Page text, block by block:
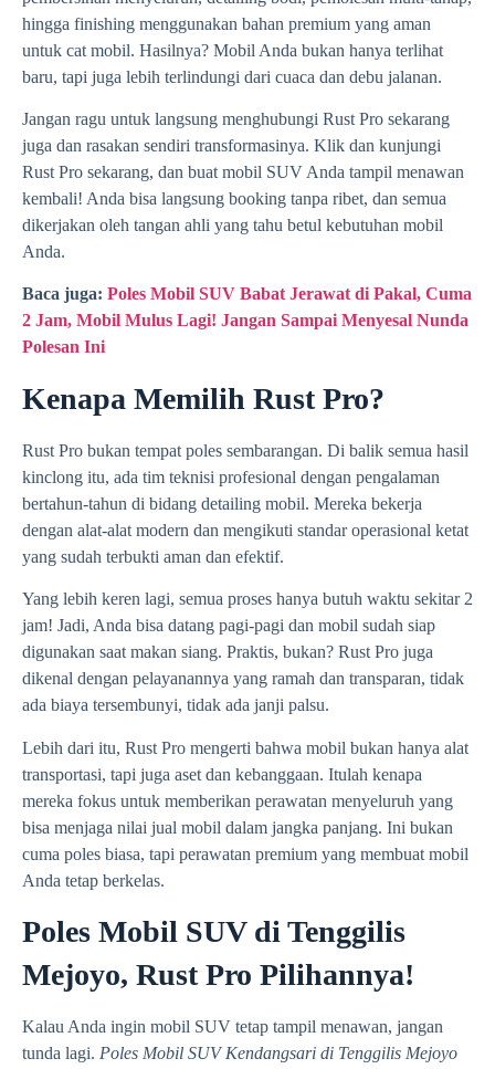
hingga finishing menggunakan bahan premium yang aman
untuk cat mobil. Hasilnya? Mobil Anda bukan hanya terlihat
baru, tapi juga lebih terlindungi dari cuaca dan debu jalanan.
Jangan ragu untuk langsung menghubungi Rust Pro sekarang
juga dan rasakan sendiri transformasinya. Klik dan kunjungi
Rust Pro sekarang, dan buat mobil SUV Anda tampil menawan
kembali! Anda bisa langsung booking tanpa ribet, dan semua
dikerjakan oleh tangan ahli yang tahu betul kebutuhan mobil
Anda.
Baca juga: Poles Mobil SUV Babat Jerawat di Pakal, Cuma
2 Jam, Mobil Mulus Lagi! Jangan Sampai Menyesal Nunda
Polesan Ini
Kenapa Memilih Rust Pro?
Rust Pro bukan tempat poles sembarangan. Di balik semua hasil
kinclong itu, ada tim teknisi profesional dengan pengalaman
bertahun-tahun di bidang detailing mobil. Mereka bekerja
dengan alat-alat modern dan mengikuti standar operasional ketat
yang sudah terbukti aman dan efektif.
Yang lebih keren lagi, semua proses hanya butuh waktu sekitar 2
jam! Jadi, Anda bisa datang pagi-pagi dan mobil sudah siap
digunakan saat makan siang. Praktis, bukan? Rust Pro juga
dikenal dengan pelayanannya yang ramah dan transparan, tidak
ada biaya tersembunyi, tidak ada janji palsu.
Lebih dari itu, Rust Pro mengerti bahwa mobil bukan hanya alat
transportasi, tapi juga aset dan kebanggaan. Itulah kenapa
mereka fokus untuk memberikan perawatan menyeluruh yang
bisa menjaga nilai jual mobil dalam jangka panjang. Ini bukan
cuma poles biasa, tapi perawatan premium yang membuat mobil
Anda tetap berkelas.
Poles Mobil SUV di Tenggilis
Mejoyo, Rust Pro Pilihannya!
Kalau Anda ingin mobil SUV tetap tampil menawan, jangan
tunda lagi. Poles Mobil SUV Kendangsari di Tenggilis Mejoyo